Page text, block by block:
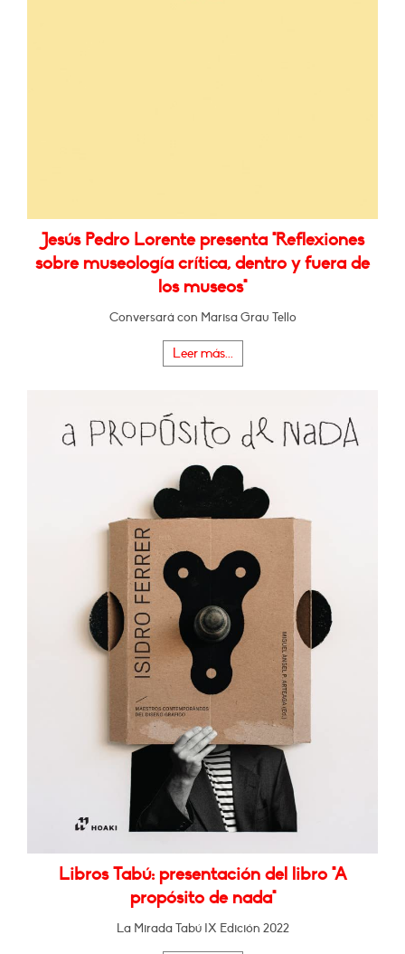
Jesús Pedro Lorente presenta "Reflexiones
sobre museología crítica, dentro y fuera de
los museos"
Conversará con Marisa Grau Tello
Leer más...
Libros Tabú: presentación del libro "A
propósito de nada"
La Mirada Tabú IX Edición 2022